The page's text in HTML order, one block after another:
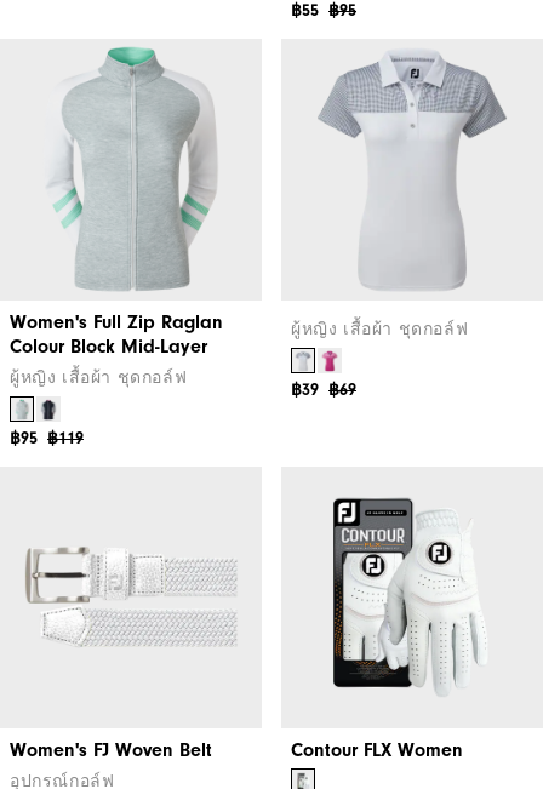
฿95
฿55
Women's Full Zip Raglan
Colour Block Mid-Layer
ผู้หญิง เสื้อผ้า ชุดกอล์ฟ
฿119
฿95
ผู้หญิง เสื้อผ้า ชุดกอล์ฟ
฿69
฿39
Women's FJ Woven Belt
อุปกรณ์กอล์ฟ
Contour FLX Women